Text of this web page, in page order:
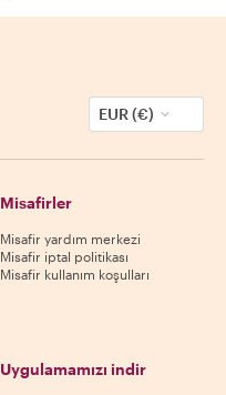
EUR (€)
Misafirler
Misafir yardım merkezi
Misafir iptal politikası
Misafir kullanım koşulları
Uygulamamızı indir